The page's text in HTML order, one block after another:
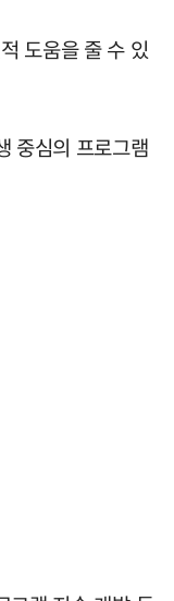
도움을 줄 수 있
중심의 프로그램